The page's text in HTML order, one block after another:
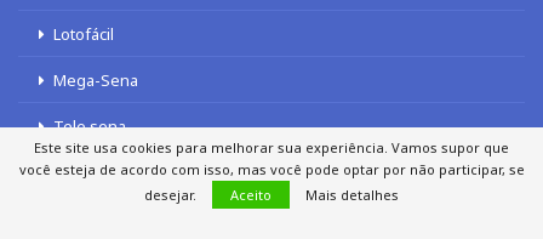
Lotofácil
Mega-Sena
Tele sena
Este site usa cookies para melhorar sua experiência. Vamos supor que
você esteja de acordo com isso, mas você pode optar por não participar, se
desejar.
Aceito Mais detalhes